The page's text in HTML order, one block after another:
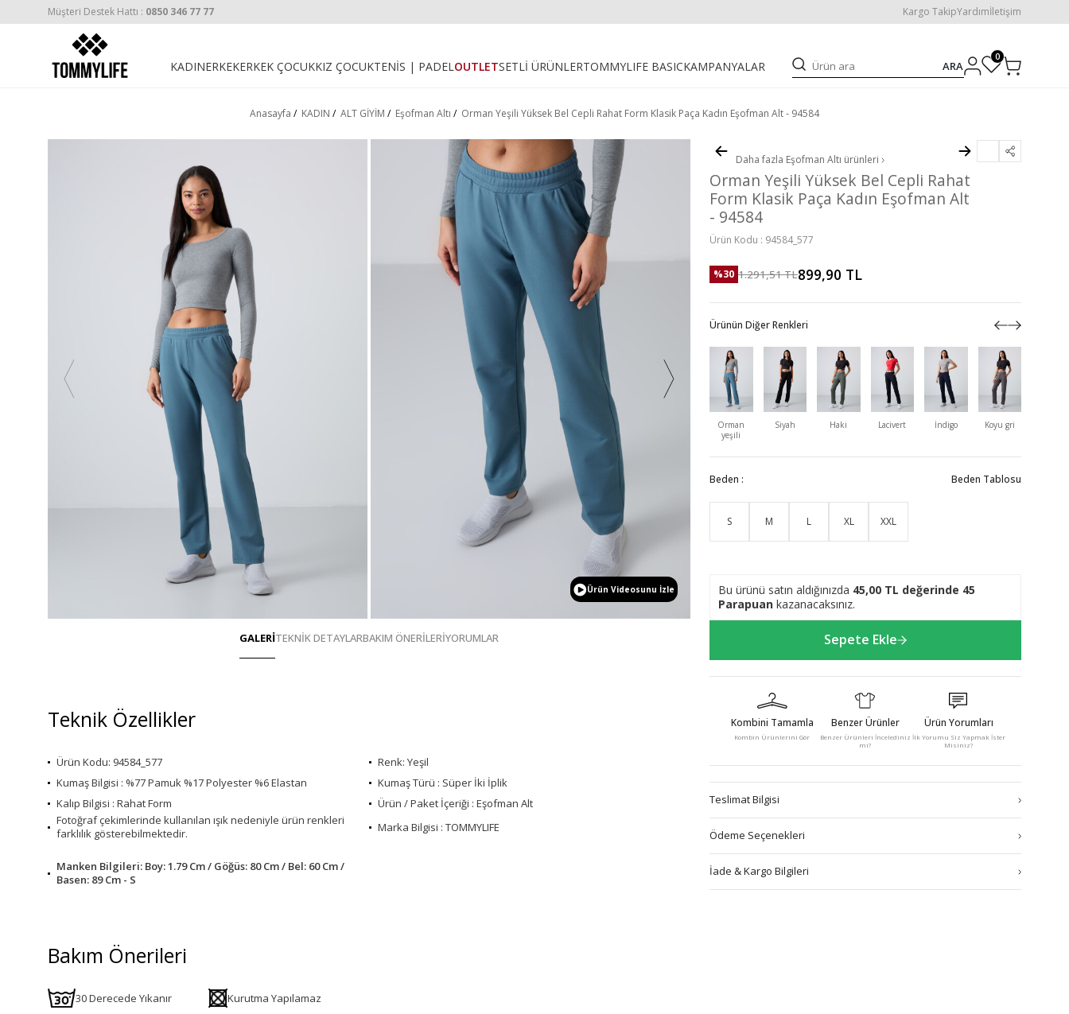
Müşteri Destek Hattı : 0850 346 77 77 Kargo TakipYardımİletişim
KADINERKEKERKEK ÇOCUKKIZ ÇOCUKTENİS | PADELOUTLETSETLİ ÜRÜNLERTOMMYLIFE BASICKAMPANYALAR ARA
0
Anasayfa / KADIN / ALT GİYİM / Eşofman Altı / Orman Yeşili Yüksek Bel Cepli Rahat Form Klasik Paça Kadın Eşofman Alt - 94584
Ürün Videosunu İzle
GALERİTEKNİK DETAYLARBAKIM ÖNERİLERİYORUMLAR
Teknik Özellikler
Ürün Kodu: 94584_577
Renk: Yeşil
Kumaş Bilgisi : %77 Pamuk %17 Polyester %6 Elastan
Kumaş Türü : Süper İki İplik
Kalıp Bilgisi : Rahat Form
Ürün / Paket İçeriği : Eşofman Alt
Fotoğraf çekimlerinde kullanılan ışık nedeniyle ürün renkleri
farklılık gösterebilmektedir.
Marka Bilgisi : TOMMYLIFE
Manken Bilgileri: Boy: 1.79 Cm / Göğüs: 80 Cm / Bel: 60 Cm /
Basen: 89 Cm - S
Bakım Önerileri
30 Derecede Yıkanır Kurutma Yapılamaz
Daha fazla Eşofman Altı ürünleri
Orman Yeşili Yüksek Bel Cepli Rahat
Form Klasik Paça Kadın Eşofman Alt
- 94584
Ürün Kodu : 94584_577
%30 1.291,51TL899,90 TL
Ürünün Diğer Renkleri
Orman
yeşili
Siyah Haki Lacivert İndigo Koyu gri
Beden : Beden Tablosu
S M L XL XXL
Bu ürünü satın aldığınızda 45,00 TL değerinde 45
Parapuan kazanacaksınız.
Sepete Ekle
Kombini Tamamla
Kombin Ürünlerini Gör
Benzer Ürünler
Benzer Ürünleri İncelediniz
mi?
Ürün Yorumları
İlk Yorumu Siz Yapmak İster
Misiniz?
Teslimat Bilgisi
Ödeme Seçenekleri
İade & Kargo Bilgileri